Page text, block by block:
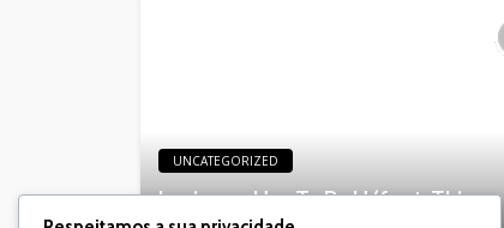
UNCATEGORIZED
Leviano – Has To Be U (feat. Thiago